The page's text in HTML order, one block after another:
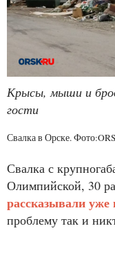
Крысы, мыши и
гости
Свалка в Орске.
Свалка с
Олимпийской, 30
рассказывали уже
проблему так и